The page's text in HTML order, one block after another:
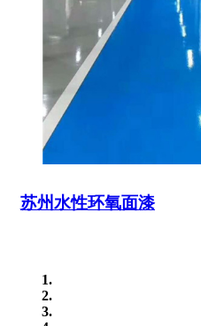
苏州水性环氧面漆